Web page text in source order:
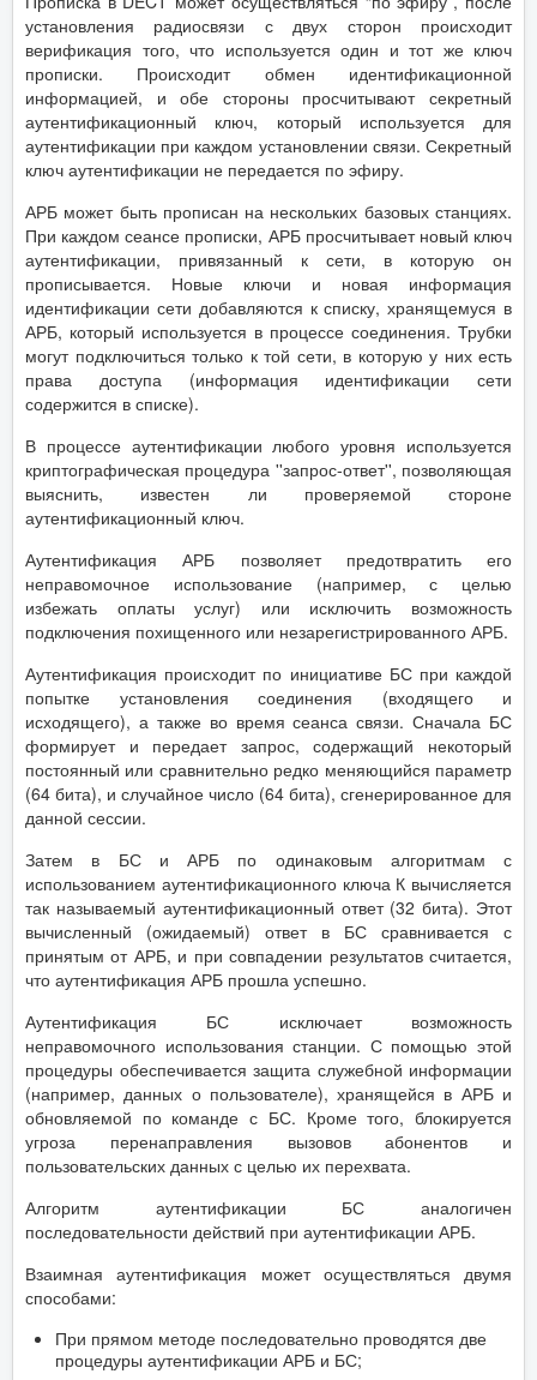
установления радиосвязи с двух сторон происходит
верификация того, что используется один и тот же ключ
прописки. Происходит обмен идентификационной
информацией, и обе стороны просчитывают секретный
аутентификационный ключ, который используется для
аутентификации при каждом установлении связи. Секретный
ключ аутентификации не передается по эфиру.
АРБ может быть прописан на нескольких базовых станциях.
При каждом сеансе прописки, АРБ просчитывает новый ключ
аутентификации, привязанный к сети, в которую он
прописывается. Новые ключи и новая информация
идентификации сети добавляются к списку, хранящемуся в
АРБ, который используется в процессе соединения. Трубки
могут подключиться только к той сети, в которую у них есть
права доступа (информация идентификации сети
содержится в списке).
В процессе аутентификации любого уровня используется
криптографическая процедура ''запрос-ответ'', позволяющая
выяснить, известен ли проверяемой стороне
аутентификационный ключ.
Аутентификация АРБ позволяет предотвратить его
неправомочное использование (например, с целью
избежать оплаты услуг) или исключить возможность
подключения похищенного или незарегистрированного АРБ.
Аутентификация происходит по инициативе БС при каждой
попытке установления соединения (входящего и
исходящего), а также во время сеанса связи. Сначала БС
формирует и передает запрос, содержащий некоторый
постоянный или сравнительно редко меняющийся параметр
(64 бита), и случайное число (64 бита), сгенерированное для
данной сессии.
Затем в БС и АРБ по одинаковым алгоритмам с
использованием аутентификационного ключа К вычисляется
так называемый аутентификационный ответ (32 бита). Этот
вычисленный (ожидаемый) ответ в БС сравнивается с
принятым от АРБ, и при совпадении результатов считается,
что аутентификация АРБ прошла успешно.
Аутентификация БС исключает возможность
неправомочного использования станции. С помощью этой
процедуры обеспечивается защита служебной информации
(например, данных о пользователе), хранящейся в АРБ и
обновляемой по команде с БС. Кроме того, блокируется
угроза перенаправления вызовов абонентов и
пользовательских данных с целью их перехвата.
Алгоритм аутентификации БС аналогичен
последовательности действий при аутентификации АРБ.
Взаимная аутентификация может осуществляться двумя
способами:
При прямом методе последовательно проводятся две
процедуры аутентификации АРБ и БС;